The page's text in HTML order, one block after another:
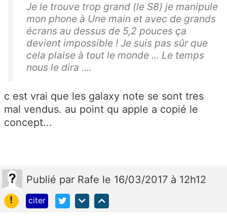
Je le trouve trop grand (le S8) je manipule
mon phone à Une main et avec de grands
écrans au dessus de 5,2 pouces ça
devient impossible ! Je suis pas sûr que
cela plaise à tout le monde ... Le temps
nous le dira ....
c est vrai que les galaxy note se sont tres
mal vendus. au point qu apple a copié le
concept...
Publié par Rafe le 16/03/2017 à 12h12
!
citer